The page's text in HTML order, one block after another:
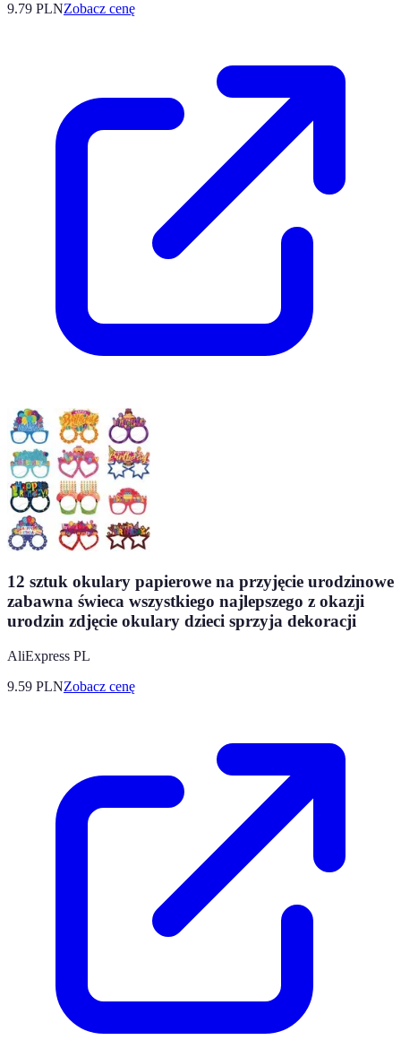
9.79 PLNZobacz cenę
12 sztuk okulary papierowe na przyjęcie urodzinowe
zabawna świeca wszystkiego najlepszego z okazji
urodzin zdjęcie okulary dzieci sprzyja dekoracji
AliExpress PL
9.59 PLNZobacz cenę